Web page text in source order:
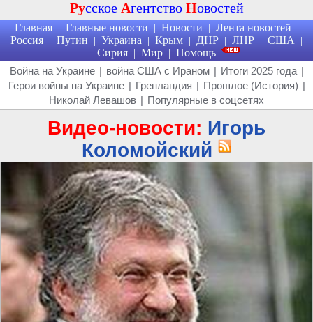
Русское Агентство Новостей
Главная | Главные новости | Новости | Лента новостей |
Россия | Путин | Украина | Крым | ДНР | ЛНР | США |
Сирия | Мир | Помощь
Война на Украине | война США с Ираном | Итоги 2025 года |
Герои войны на Украине | Гренландия | Прошлое (История) |
Николай Левашов | Популярные в соцсетях
Видео-новости: Игорь
Коломойский